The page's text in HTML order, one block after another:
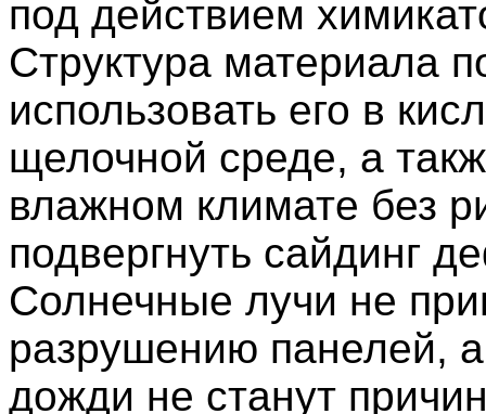
под действием
Структура материала
использовать его в
щелочной среде, а
влажном климате без
подвергнуть сайдинг
Солнечные лучи не
разрушению панелей,
дожди не станут